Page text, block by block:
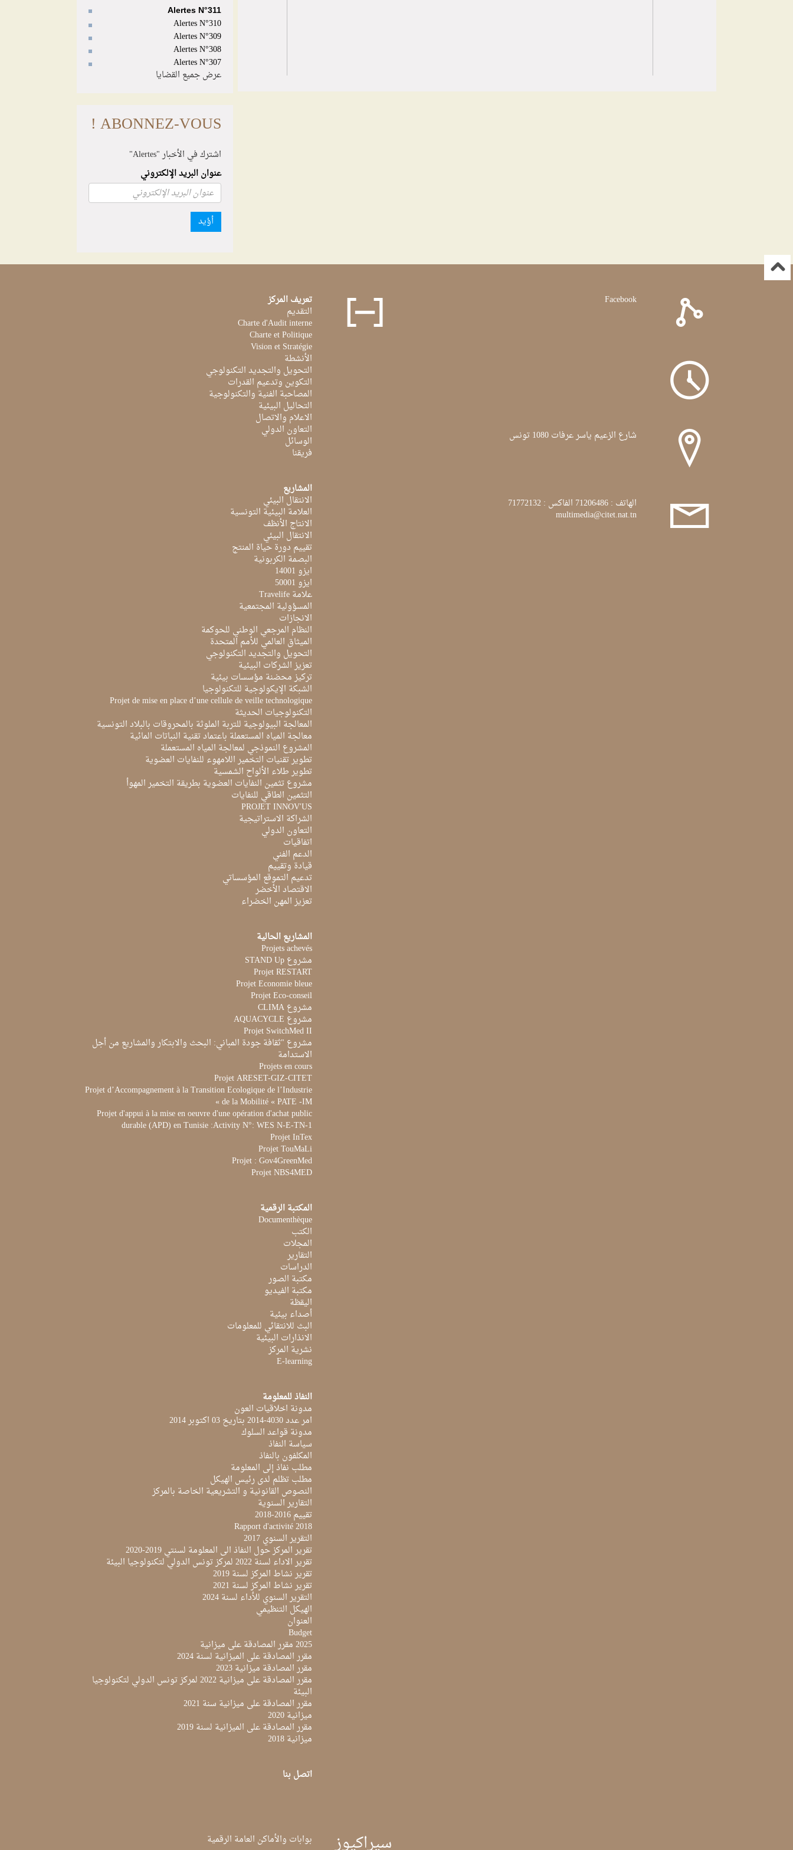
Alertes N°311
Alertes N°310
Alertes N°309
Alertes N°308
Alertes N°307
عرض جميع القضايا
ABONNEZ-VOUS !
اشترك في الأخبار "Alertes"
عنوان البريد الإلكتروني
أؤيد
Facebook
شارع الزعيم ياسر عرفات 1080 تونس
الهاتف : 71206486 الفاكس : 71772132
multimedia@citet.nat.tn
تعريف المركز
التقديم
Charte d'Audit interne
Charte et Politique
Vision et Stratégie
الأنشطة
التحويل والتجديد التكنولوجي
التكوين وتدعيم القدرات
المصاحبة الفنية والتكنولوجية
التحاليل البيئية
الاعلام والاتصال
التعاون الدولي
الوسائل
فريقنا
المشاريع
الانتقال البيئي
العلامة البيئية التونسية
الانتاج الأنظف
الانتقال البيئي
تقييم دورة حياة المنتج
البصمة الكربونية
ايزو 14001
ايزو 50001
علامة Travelife
المسؤولية المجتمعية
الانجازات
النظام المرجعي الوطني للحوكمة
الميثاق العالمي للأمم المتحدة
التحويل والتجديد التكنولوجي
تعزيز الشركات البيئية
تركيز محضنة مؤسسات بيئية
الشبكة الإيكولوجية للتكنولوجيا
Projet de mise en place d’une cellule de veille technologique
التكنولوجيات الحديثة
المعالجة البيولوجية للتربة الملوثة بالمحروقات بالبلاد التونسية
معالجة المياه المستعملة باعتماد تقنية النباتات المائية
المشروع النموذجي لمعالجة المياه المستعملة
تطوير تقنيات التخمير اللامهوء للنفايات العضوية
تطوير طلاء الألواح الشمسية
مشروع تثمين النفايات العضوية بطريقة التخمير المهوأ
التثمين الطاقي للنفايات
PROJET INNOV'US
الشراكة الاستراتيجية
التعاون الدولي
اتفاقيات
الدعم الفني
قيادة وتقييم
تدعيم التموقع المؤسساتي
الاقتصاد الأخضر
تعزيز المهن الخضراء
المشاريع الحالية
Projets achevés
مشروع STAND Up
Projet RESTART
Projet Economie bleue
Projet Eco-conseil
مشروع CLIMA
مشروع AQUACYCLE
Projet SwitchMed II
مشروع "ثقافة جودة المباني: البحث والابتكار والمشاريع من أجل
الاستدامة
Projets en cours
Projet ARESET-GIZ-CITET
Projet d’Accompagnement à la Transition Ecologique de l’Industrie
de la Mobilité « PATE -IM »
Projet d'appui à la mise en oeuvre d'une opération d'achat public
durable (APD) en Tunisie :Activity N°: WES N-E-TN-1
Projet InTex
Projet TouMaLi
Projet : Gov4GreenMed
Projet NBS4MED
المكتبة الرقمية
Documenthèque
الكتب
المجلات
التقارير
الدراسات
مكتبة الصور
مكتبة الفيديو
اليقظة
أصداء بيئية
البث للانتقائي للمعلومات
الانذارات البيئية
نشرية المركز
E-learning
النفاذ للمعلومة
مدونة اخلاقيات العون
امر عدد 4030-2014 بتاريخ 03 اكتوبر 2014
مدونة قواعد السلوك
سياسة النفاذ
المكلفون بالنفاذ
مطلب نفاذ إلى المعلومة
مطلب تظلم لدى رئيس الهيكل
النصوص القانونية و التشريعية الخاصة بالمركز
التقارير السنوية
تقييم 2016-2018
Rapport d'activité 2018
التقرير السنوي 2017
تقرير المركز حول النفاذ الى المعلومة لسنتي 2019-2020
تقرير الاداء لسنة 2022 لمركز تونس الدولي لتكنولوجيا البيئة
تقرير نشاط المركز لسنة 2019
تقرير نشاط المركز لسنة 2021
التقرير السنوي للأداء لسنة 2024
الهيكل التنظيمي
العنوان
Budget
2025 مقرر المصادقة على ميزانية
مقرر المصادقة على الميزانية لسنة 2024
مقرر المصادقة ميزانية 2023
مقرر المصادقة على ميزانية 2022 لمركز تونس الدولي لتكنولوجيا
البيئة
مقرر المصادقة على ميزانية سنة 2021
ميزانية 2020
مقرر المصادقة على الميزانية لسنة 2019
ميزانية 2018
اتصل بنا
سيراكيوز بوابات والأماكن العامة الرقمية